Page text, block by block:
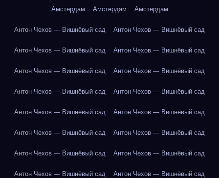
Амстердам Амстердам Амстердам
Антон Чехов — Вишнёвый сад Антон Чехов — Вишнёвый сад
Антон Чехов — Вишнёвый сад Антон Чехов — Вишнёвый сад
Антон Чехов — Вишнёвый сад Антон Чехов — Вишнёвый сад
Антон Чехов — Вишнёвый сад Антон Чехов — Вишнёвый сад
Антон Чехов — Вишнёвый сад Антон Чехов — Вишнёвый сад
Антон Чехов — Вишнёвый сад Антон Чехов — Вишнёвый сад
Антон Чехов — Вишнёвый сад Антон Чехов — Вишнёвый сад
Антон Чехов — Вишнёвый сад Антон Чехов — Вишнёвый сад